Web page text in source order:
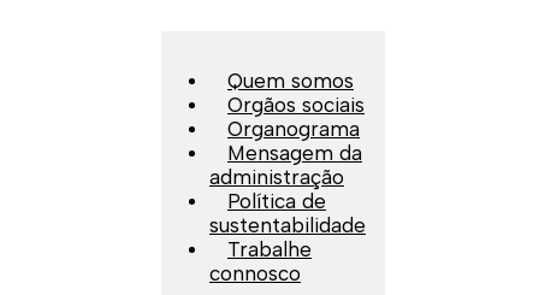
Quem somos
Orgãos sociais
Organograma
Mensagem da
administração
Política de
sustentabilidade
Trabalhe
connosco